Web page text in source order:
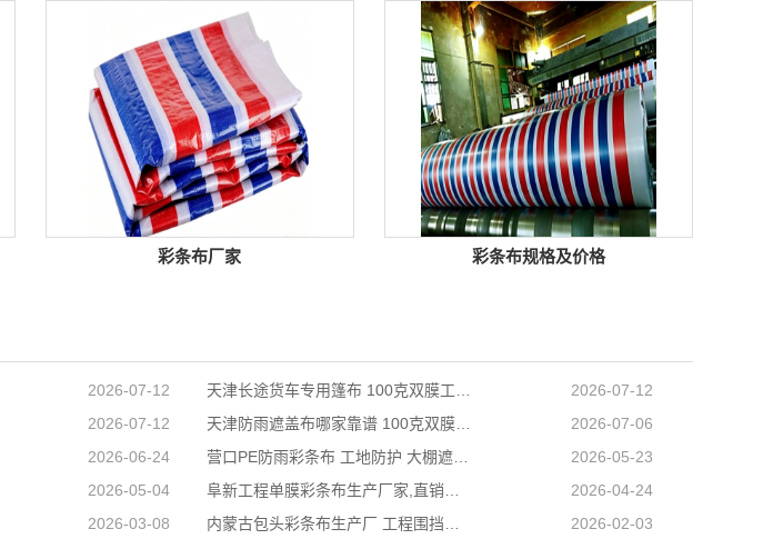
彩条布厂家 彩条布规格及价格
2026-07-12
2026-07-12
2026-07-12
2026-07-06
2026-06-24
2026-05-23
2026-05-04
2026-04-24
2026-03-08 2026-02-03